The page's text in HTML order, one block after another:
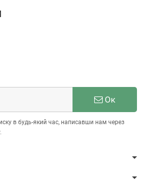
Ок
в будь-який час, написавши нам через